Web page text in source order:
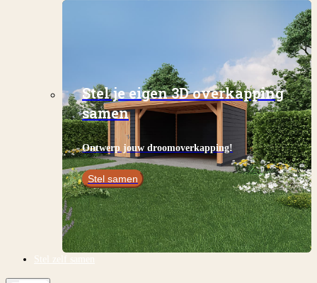
Stel je eigen 3D overkapping
samen
Ontwerp jouw droomoverkapping!
Stel samen
Stel zelf samen